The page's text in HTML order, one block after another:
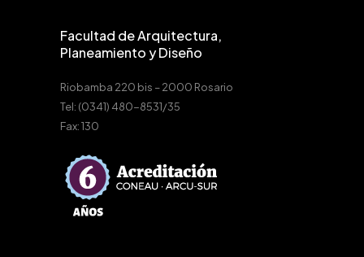
Facultad de Arquitectura,
Planeamiento y Diseño
Riobamba 220 bis – 2000 Rosario
Tel: (0341) 480-8531/35
Fax: 130